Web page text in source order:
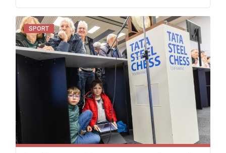
SPORT